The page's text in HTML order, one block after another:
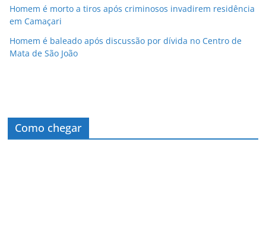
Homem é morto a tiros após criminosos invadirem residência
em Camaçari
Homem é baleado após discussão por dívida no Centro de
Mata de São João
Como chegar